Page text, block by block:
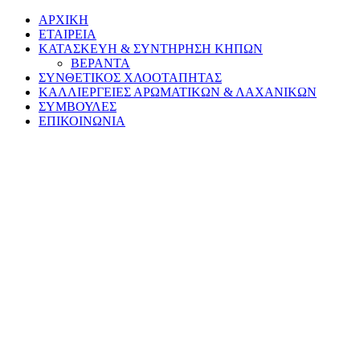
ΑΡΧΙΚΗ
ΕΤΑΙΡΕΙΑ
ΚΑΤΑΣΚΕΥΗ & ΣΥΝΤΗΡΗΣΗ ΚΗΠΩΝ
ΒΕΡΑΝΤΑ
ΣΥΝΘΕΤΙΚΟΣ ΧΛΟΟΤΑΠΗΤΑΣ
ΚΑΛΛΙΕΡΓΕΙΕΣ ΑΡΩΜΑΤΙΚΩΝ & ΛΑΧΑΝΙΚΩΝ
ΣΥΜΒΟΥΛΕΣ
ΕΠΙΚΟΙΝΩΝΙΑ